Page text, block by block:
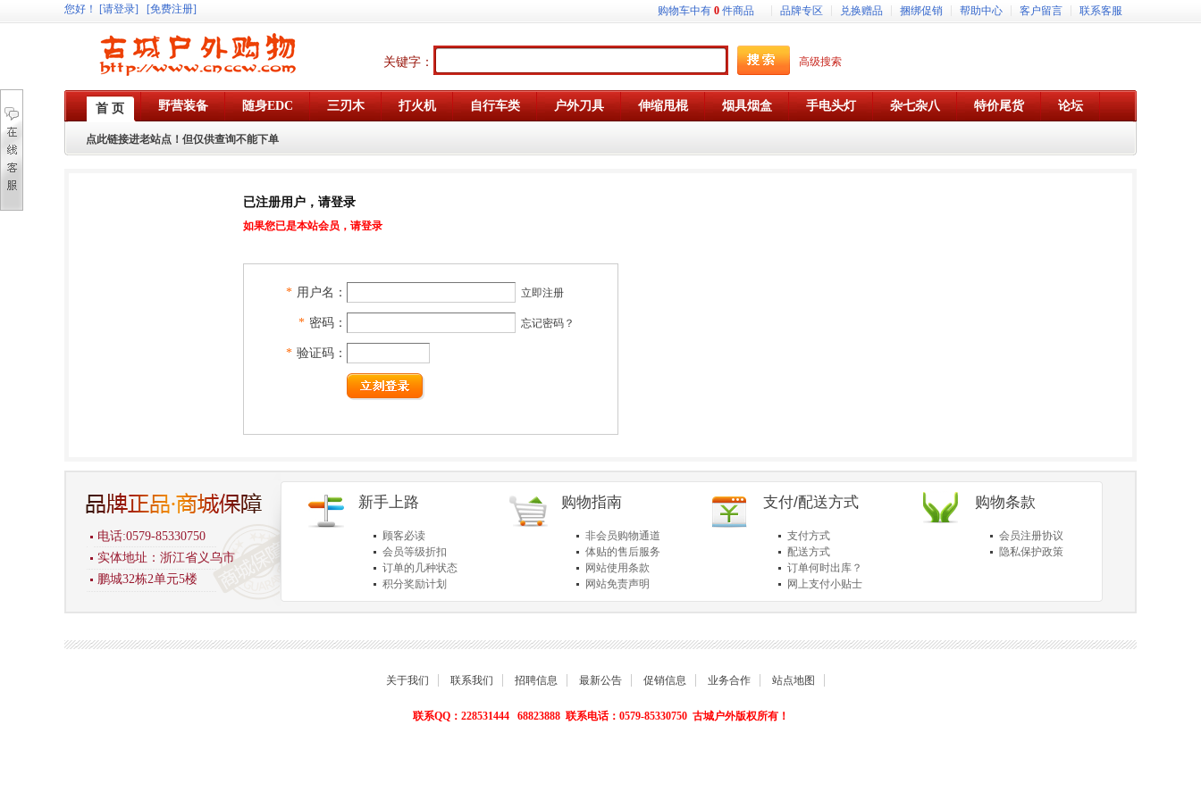
您好 ！ [请登录] [免费注册] 购物车中有 0 件商品 品牌专区 兑换赠品 捆绑促销 帮助中心 客户留言 联系客服
关键字： 高级搜索
首 页 野营装备 随身EDC 三刃木 打火机 自行车类 户外刀具 伸缩甩棍 烟具烟盒 手电头灯 杂七杂八 特价尾货 论坛
点此链接进老站点！但仅供查询不能下单
已注册用户，请登录
如果您已是本站会员，请登录
* 用户名： 立即注册
* 密码： 忘记密码？
* 验证码：
电话:0579-85330750
实体地址：浙江省义乌市
鹏城32栋2单元5楼
新手上路
顾客必读
会员等级折扣
订单的几种状态
积分奖励计划
商品退货保障
购物指南
非会员购物通道
体贴的售后服务
网站使用条款
网站免责声明
简单的购物流程
支付/配送方式
支付方式
配送方式
订单何时出库？
网上支付小贴士
关于送货和验货
购物条款
会员注册协议
隐私保护政策
关于我们 联系我们 招聘信息 最新公告 促销信息 业务合作 站点地图
联系QQ：228531444 68823888 联系电话：0579-85330750 古城户外版权所有！